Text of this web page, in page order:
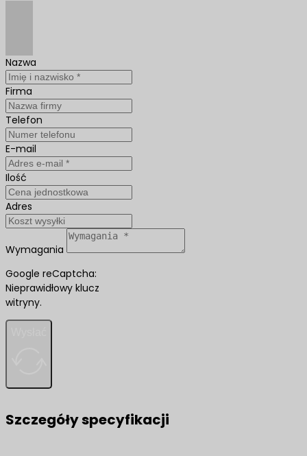
Nazwa
Firma
Telefon
E-mail
Ilość
Adres
Wymagania
Google reCaptcha:
Nieprawidłowy klucz
witryny.
Szczegóły specyfikacji